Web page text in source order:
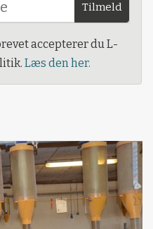
Tilmeld
accepterer du L-
Læs den her.